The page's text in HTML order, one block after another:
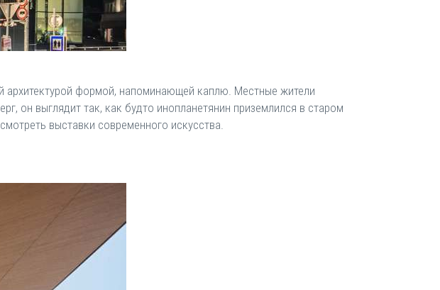
архитектурой формой, напоминающей каплю. Местные жители
он выглядит так, как будто инопланетянин приземлился в старом
выставки современного искусства.